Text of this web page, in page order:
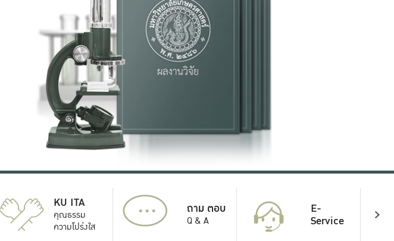
KU ITA
คุณธรรม
ความโปร่งใส
... ถาม ตอบ
Q & A
E-
Service